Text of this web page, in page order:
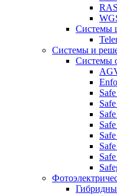
Системы
Системы и
Системы